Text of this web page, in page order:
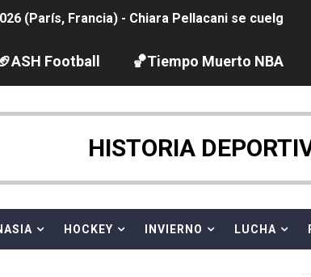
(París, Francia) - Chiara Pellacani se cuelga su
artística 2026 (París, Francia) - España se lleva 8
4
2026 (París, Francia) - Ángela Martínez 5ª
Football 🏀Tiempo Muerto NBA
HISTORIA
HOCKEY INVIERNO LUCHA